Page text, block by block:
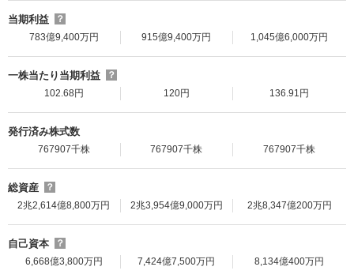
当期利益
？
783億9,400万円
915億9,400万円 1,045億6,000万円
一株当たり当期利益
？
102.68円
120円 136.91円
発行済み株式数
767907千株 767907千株 767907千株
総資産
？
2兆2,614億8,800万円
2兆3,954億9,000万円 2兆8,347億200万円
自己資本
？
6,668億3,800万円
7,424億7,500万円 8,134億400万円